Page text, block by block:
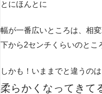
とにほんとに
幅が一番広いところは、相
下から2センチくらいのとこ
しかも！いままでと違うのは
柔らかくなってきて